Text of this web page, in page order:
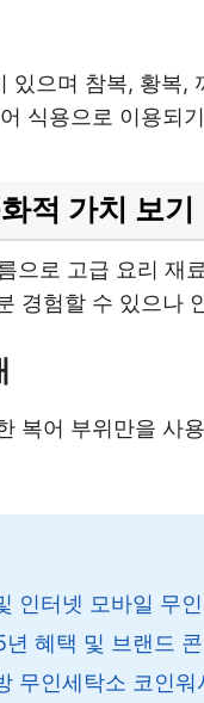
있으며 참복, 황복
식용으로 이용되
적 가치 보기
으로 고급 요리
경험할 수 있으나
복어 부위만을 사
인터넷 모바일 무
혜택 및 브랜드
무인세탁소 코인